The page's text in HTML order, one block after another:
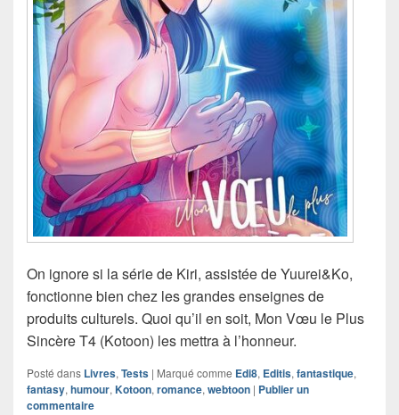
On ignore si la série de Kiri, assistée de Yuurei&Ko,
fonctionne bien chez les grandes enseignes de
produits culturels. Quoi qu’il en soit, Mon Vœu le Plus
Sincère T4 (Kotoon) les mettra à l’honneur.
Posté dans Livres,Tests | Marqué comme Edi8, Editis,fantastique,
fantasy,humour,Kotoon,romance,webtoon | Publier un
commentaire